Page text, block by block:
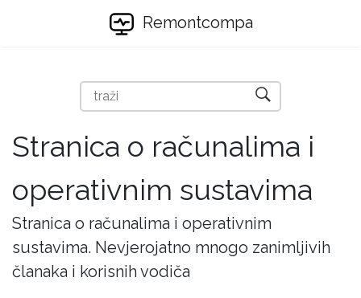
Remontcompa
Stranica o računalima i
operativnim sustavima
Stranica o računalima i operativnim
sustavima. Nevjerojatno mnogo zanimljivih
članaka i korisnih vodiča